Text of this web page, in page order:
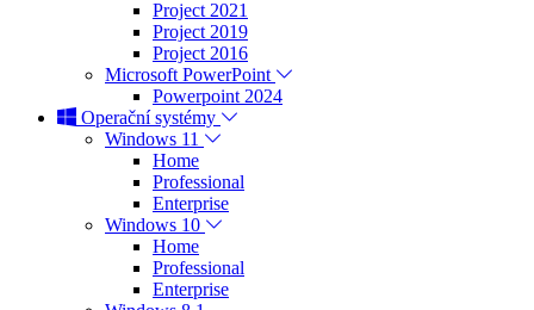
Project 2021
Project 2019
Project 2016
Microsoft PowerPoint
Powerpoint 2024
Operační systémy
Windows 11
Home
Professional
Enterprise
Windows 10
Home
Professional
Enterprise